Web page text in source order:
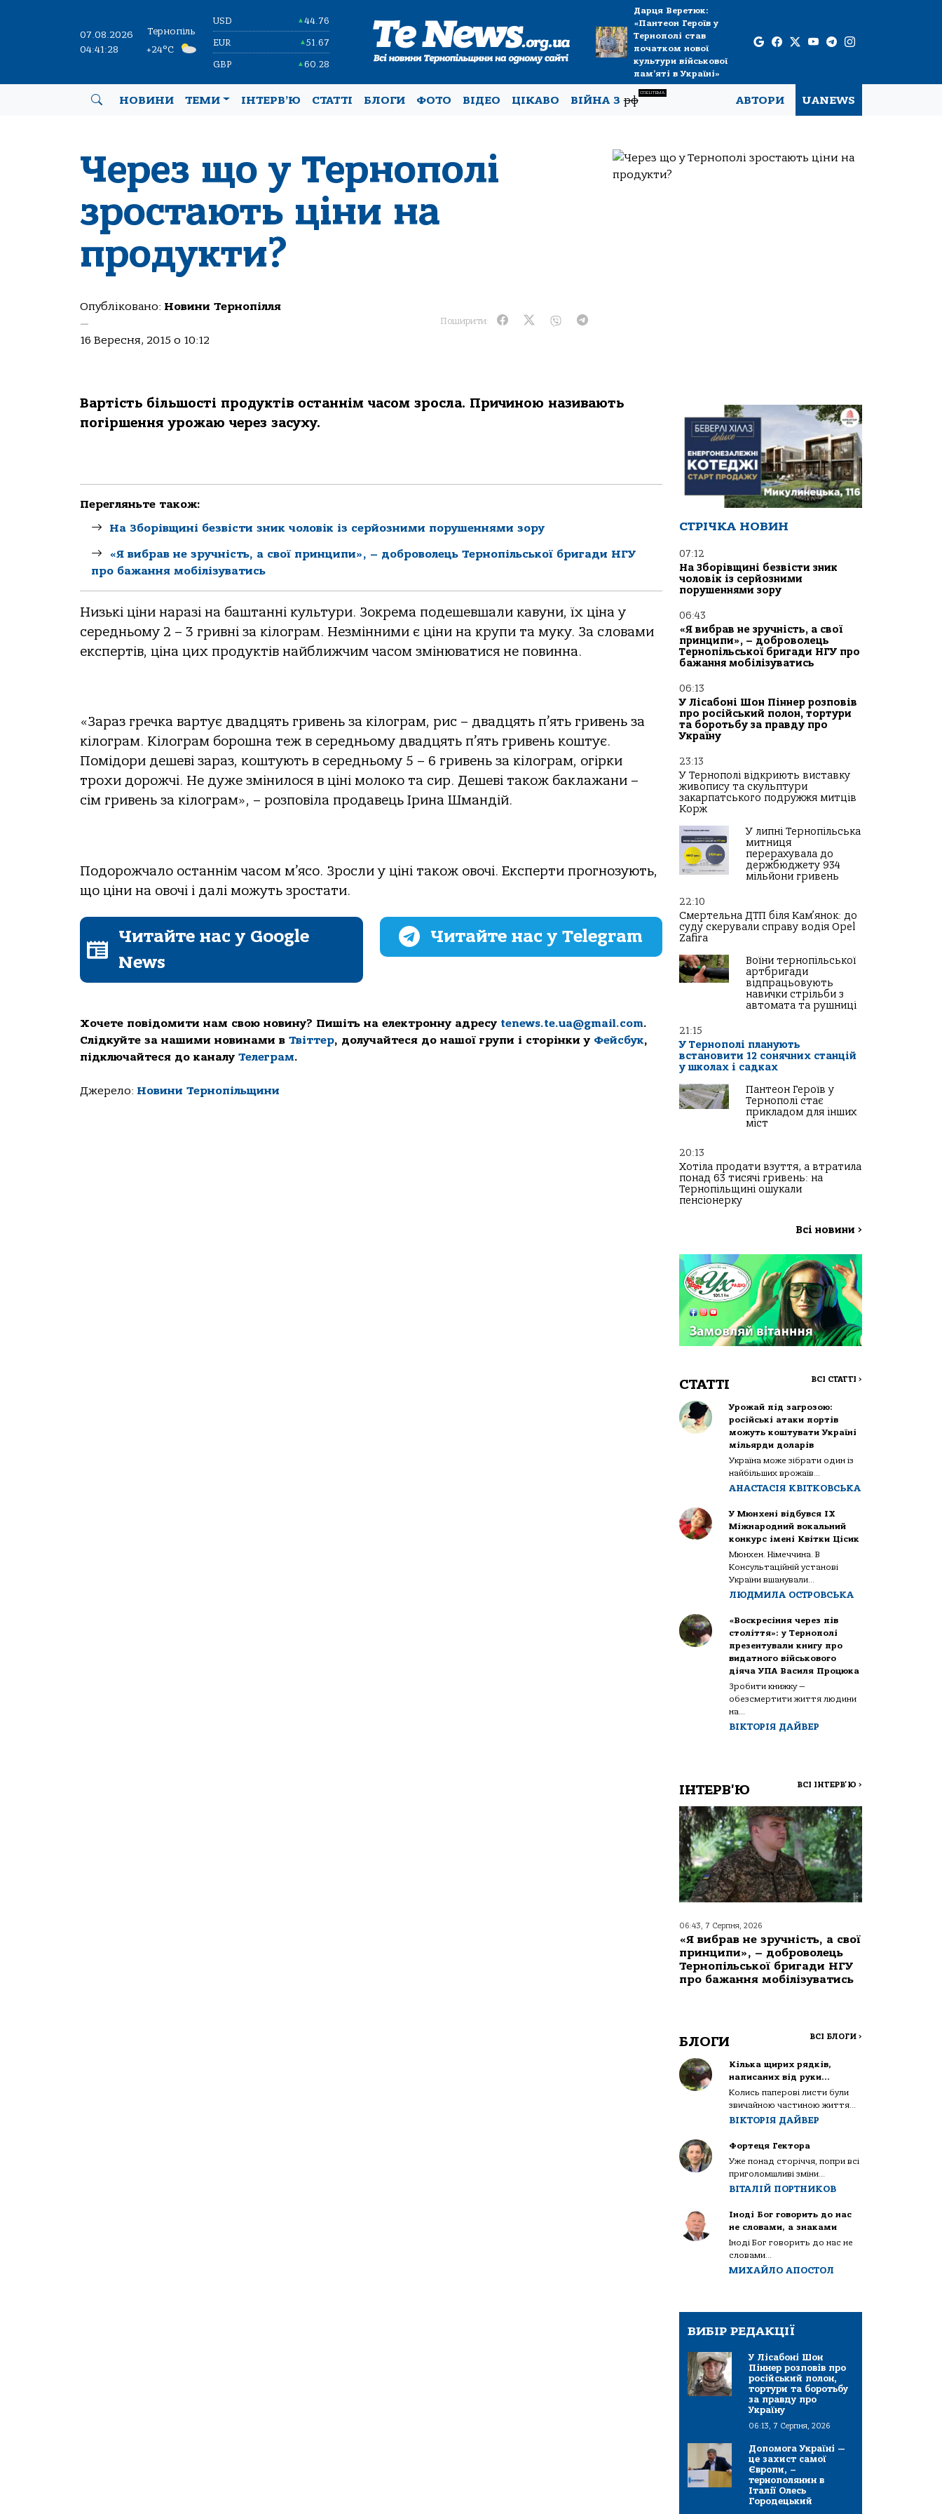
07.08.2026
04:41:29
Тернопіль
+24°C
USD ▲44.76
EUR ▲51.67
GBP ▲60.28
Дарця Веретюк:
«Пантеон Героїв у
Тернополі став
початком нової
культури військової
пам’яті в Україні»
НОВИНИ ТЕМИ ІНТЕРВ’Ю СТАТТІ БЛОГИ ФОТО ВІДЕО ЦІКАВО ВІЙНА Зрф
СПЕЦТЕМА
АВТОРИ UANEWS
Через що у Тернополі
зростають ціни на
продукти?
Опубліковано: Новини Тернопілля
—
16 Вересня, 2015 о 10:12
Поширити:
Вартість більшості продуктів останнім часом зросла. Причиною називають
погіршення урожаю через засуху.
Перегляньте також:
На Зборівщині безвісти зник чоловік із серйозними порушеннями зору
«Я вибрав не зручність, а свої принципи», – доброволець Тернопільської бригади НГУ
про бажання мобілізуватись
Низькі ціни наразі на баштанні культури. Зокрема подешевшали кавуни, їх ціна у
середньому 2 – 3 гривні за кілограм. Незмінними є ціни на крупи та муку. За словами
експертів, ціна цих продуктів найближчим часом змінюватися не повинна.
«Зараз гречка вартує двадцять гривень за кілограм, рис – двадцять п’ять гривень за
кілограм. Кілограм борошна теж в середньому двадцять п’ять гривень коштує.
Помідори дешеві зараз, коштують в середньому 5 – 6 гривень за кілограм, огірки
трохи дорожчі. Не дуже змінилося в ціні молоко та сир. Дешеві також баклажани –
сім гривень за кілограм», – розповіла продавець Ірина Шмандій.
Подорожчало останнім часом м’ясо. Зросли у ціні також овочі. Експерти прогнозують,
що ціни на овочі і далі можуть зростати.
Читайте нас у Google
News
Читайте нас у Telegram
Хочете повідомити нам свою новину? Пишіть на електронну адресу tenews.te.ua@gmail.com.
Слідкуйте за нашими новинами в Твіттер, долучайтеся до нашої групи і сторінки у Фейсбук,
підключайтеся до каналу Телеграм.
Джерело: Новини Тернопільщини
СТРІЧКА НОВИН
07:12
На Зборівщині безвісти зник
чоловік із серйозними
порушеннями зору
06:43
«Я вибрав не зручність, а свої
принципи», – доброволець
Тернопільської бригади НГУ про
бажання мобілізуватись
06:13
У Лісабоні Шон Піннер розповів
про російський полон, тортури
та боротьбу за правду про
Україну
23:13
У Тернополі відкриють виставку
живопису та скульптури
закарпатського подружжя митців
Корж
У липні Тернопільська
митниця
перерахувала до
держбюджету 934
мільйони гривень
22:10
Смертельна ДТП біля Кам’янок: до
суду скерували справу водія Opel
Zafira
Воїни тернопільської
артбригади
відпрацьовують
навички стрільби з
автомата та рушниці
21:15
У Тернополі планують
встановити 12 сонячних станцій
у школах і садках
Пантеон Героїв у
Тернополі стає
прикладом для інших
міст
20:13
Хотіла продати взуття, а втратила
понад 63 тисячі гривень: на
Тернопільщині ошукали
пенсіонерку
Всі новини >
СТАТТІ ВСІ СТАТТІ >
Урожай під загрозою:
російські атаки портів
можуть коштувати Україні
мільярди доларів
Україна може зібрати один із
найбільших врожаїв...
АНАСТАСІЯ КВІТКОВСЬКА
У Мюнхені відбувся IX
Міжнародний вокальний
конкурс імені Квітки Цісик
Мюнхен. Німеччина. В
Консультаційній установі
України вшанували...
ЛЮДМИЛА ОСТРОВСЬКА
«Воскресіння через пів
століття»: у Тернополі
презентували книгу про
видатного військового
діяча УПА Василя Процюка
Зробити книжку —
обезсмертити життя людини
на...
ВІКТОРІЯ ДАЙВЕР
ІНТЕРВ'Ю ВСІ ІНТЕРВ'Ю >
06:43, 7 Серпня, 2026
«Я вибрав не зручність, а свої
принципи», – доброволець
Тернопільської бригади НГУ
про бажання мобілізуватись
БЛОГИ ВСІ БЛОГИ >
Кілька щирих рядків,
написаних від руки…
Колись паперові листи були
звичайною частиною життя...
ВІКТОРІЯ ДАЙВЕР
Фортеця Гектора
Уже понад сторіччя, попри всі
приголомшливі зміни...
ВІТАЛІЙ ПОРТНИКОВ
Іноді Бог говорить до нас
не словами, а знаками
Іноді Бог говорить до нас не
словами...
МИХАЙЛО АПОСТОЛ
ВИБІР РЕДАКЦІЇ
У Лісабоні Шон
Піннер розповів про
російський полон,
тортури та боротьбу
за правду про
Україну
06:13, 7 Серпня, 2026
Допомога Україні —
це захист самої
Європи, –
тернополянин в
Італії Олесь
Городецький